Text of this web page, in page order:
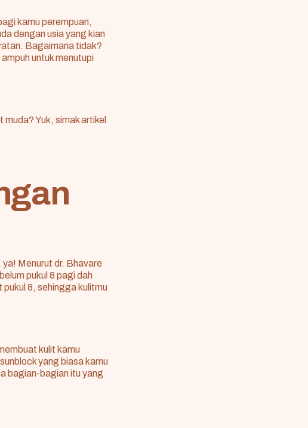
kamu perempuan,
dengan usia yang kian
Bagaimana tidak?
untuk menutupi
Yuk, simak artikel
ya! Menurut dr. Bhavare
pukul 8 pagi dah
8, sehingga kulitmu
kulit kamu
yang biasa kamu
bagian-bagian itu yang